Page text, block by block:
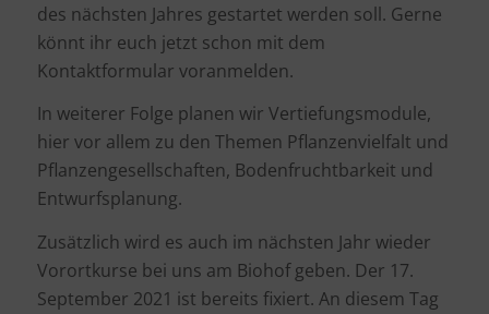
des nächsten Jahres gestartet werden soll. Gerne
könnt ihr euch jetzt schon mit dem
Kontaktformular voranmelden.
In weiterer Folge planen wir Vertiefungsmodule,
hier vor allem zu den Themen Pflanzenvielfalt und
Pflanzengesellschaften, Bodenfruchtbarkeit und
Entwurfsplanung.
Zusätzlich wird es auch im nächsten Jahr wieder
Vorortkurse bei uns am Biohof geben. Der 17.
September 2021 ist bereits fixiert. An diesem Tag